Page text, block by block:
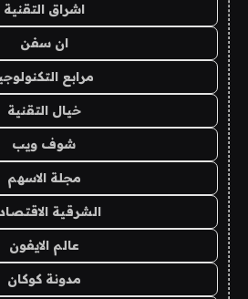
اشراق التقنية
ان سفن
مرابع
خيال التقنية
شوف ويب
مجلة الاسهم
الشرقية
عالم الايفون
مدونة كوكان